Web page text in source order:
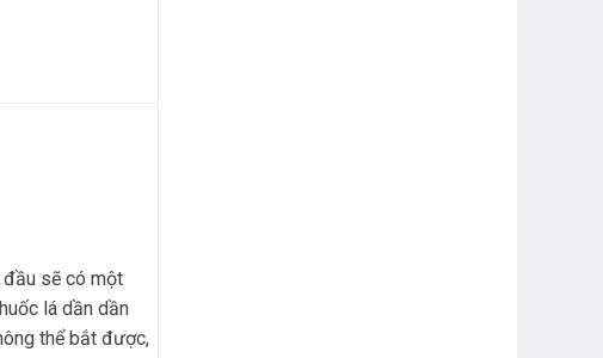
sẽ có một
lá dần dần
thể bắt được,